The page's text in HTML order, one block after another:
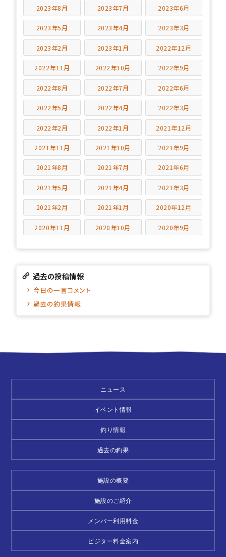
2023年8月 2023年7月 2023年6月
2023年5月 2023年4月 2023年3月
2023年2月 2023年1月 2022年12月
2022年11月 2022年10月 2022年9月
2022年8月 2022年7月 2022年6月
2022年5月 2022年4月 2022年3月
2022年2月 2022年1月 2021年12月
2021年11月 2021年10月 2021年9月
2021年8月 2021年7月 2021年6月
2021年5月 2021年4月 2021年3月
2021年2月 2021年1月 2020年12月
2020年11月 2020年10月 2020年9月
過去の投稿情報
今日の一言コメント
過去の釣果情報
ニュース
イベント情報
釣り情報
過去の釣果
施設の概要
施設のご紹介
メンバー利用料金
ビジター料金案内